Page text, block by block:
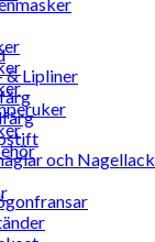
& Lipliner
och Nagellack